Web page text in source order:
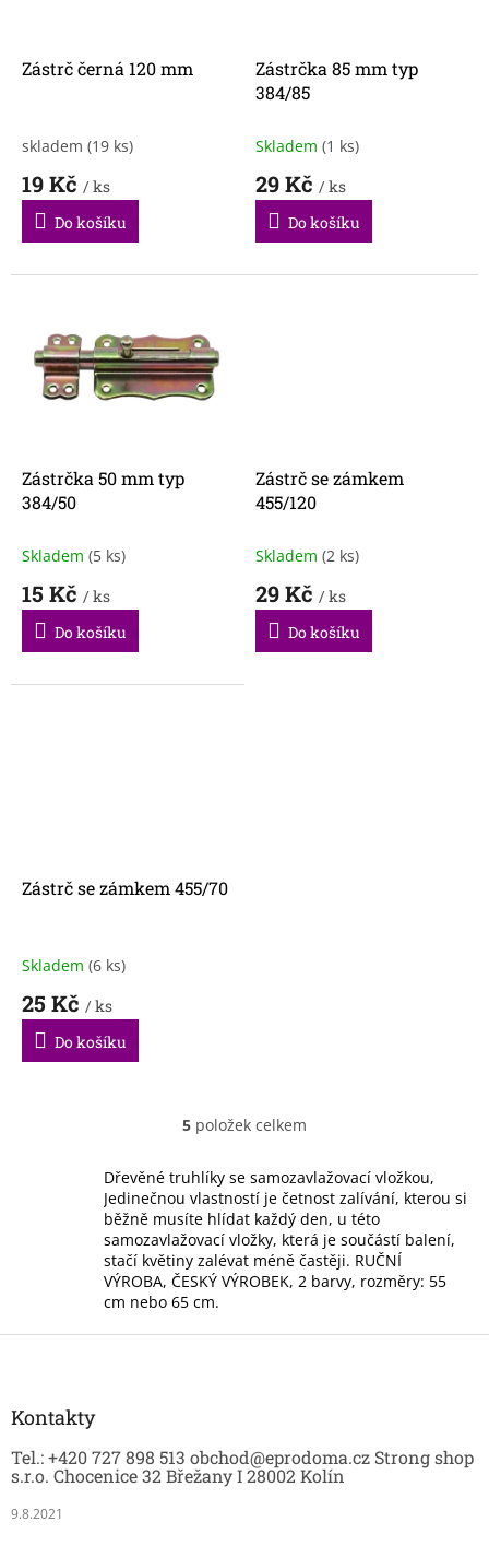
dZástrč černá 120 mm
skladem (19 ks)
19 Kč / ks
Do košíku
Zástrčka 85 mm typ
384/85
Skladem (1 ks)
29 Kč / ks
Do košíku
Zástrčka 50 mm typ
384/50
Skladem (5 ks)
15 Kč / ks
Do košíku
Zástrč se zámkem
455/120
Skladem (2 ks)
29 Kč / ks
Do košíku
Zástrč se zámkem 455/70
Skladem (6 ks)
25 Kč / ks
Do košíku
O
l
á
d
a
c
í
v
p
i
s
5 položek celkem
Dřevěné truhlíky se samozavlažovací vložkou,
Jedinečnou vlastností je četnost zalívání, kterou si
běžně musíte hlídat každý den, u této
samozavlažovací vložky, která je součástí balení,
stačí květiny zalévat méně častěji. RUČNÍ
VÝROBA, ČESKÝ VÝROBEK, 2 barvy, rozměry: 55
cm nebo 65 cm.
Z
Kontakty
Tel.: +420 727 898 513 obchod@eprodoma.cz Strong shop
s.r.o. Chocenice 32 Břežany I 28002 Kolín
9.8.2021